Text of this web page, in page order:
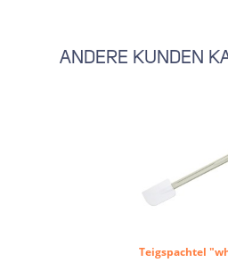
ANDERE KUNDEN
Teigspachtel